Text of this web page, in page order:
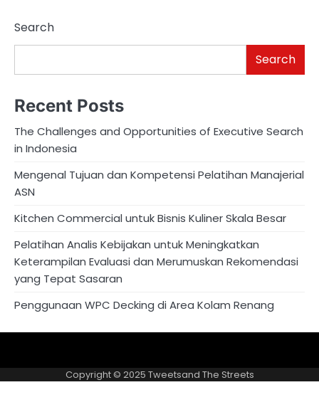
Search
Search
Recent Posts
The Challenges and Opportunities of Executive Search
in Indonesia
Mengenal Tujuan dan Kompetensi Pelatihan Manajerial
ASN
Kitchen Commercial untuk Bisnis Kuliner Skala Besar
Pelatihan Analis Kebijakan untuk Meningkatkan
Keterampilan Evaluasi dan Merumuskan Rekomendasi
yang Tepat Sasaran
Penggunaan WPC Decking di Area Kolam Renang
US
Policy
Copyright © 2025 Tweetsand The Streets